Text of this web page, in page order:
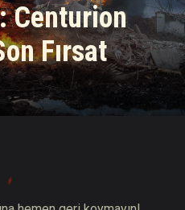
Centurion
Fırsat